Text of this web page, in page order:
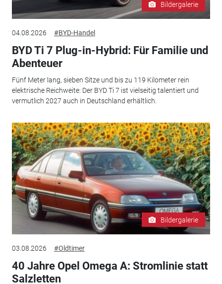
Bildergalerie
04.08.2026 #BYD-Handel
BYD Ti 7 Plug-in-Hybrid: Für Familie und
Abenteuer
Fünf Meter lang, sieben Sitze und bis zu 119 Kilometer rein
elektrische Reichweite: Der BYD Ti 7 ist vielseitig talentiert und
vermutlich 2027 auch in Deutschland erhältlich.
Bildergalerie
03.08.2026 #Oldtimer
40 Jahre Opel Omega A: Stromlinie statt
Salzletten